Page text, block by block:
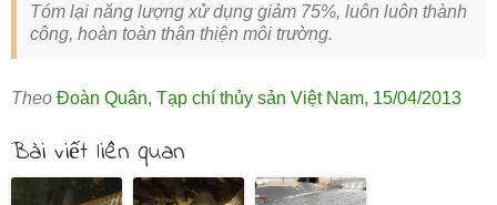
Tóm lại năng lượng xử dụng giảm 75%, luôn luôn thành
công, hoàn toàn thân thiện môi trường.
Theo Đoàn Quân, Tạp chí thủy sản Việt Nam, 15/04/2013
Bài viết liên quan